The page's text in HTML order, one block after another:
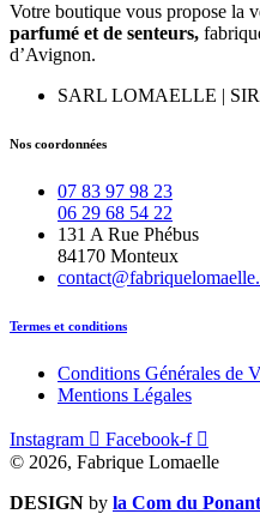
Votre boutique vous propose la
parfumé et de senteurs,
d’Avignon.
SARL LOMAELLE |
Nos coordonnées
07 83 97 98 23
06 29 68 54 22
131 A Rue Phébus
84170 Monteux
Termes et conditions
Conditions Générales de
Mentions Légales
Instagram
Facebook-f
© 2026, Fabrique Lomaelle
DESIGN by la Com du Ponant